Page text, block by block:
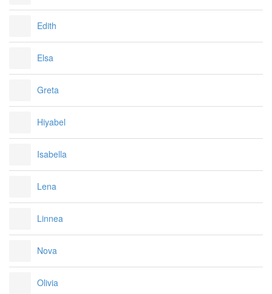
Edith
Elsa
Greta
Hiyabel
Isabella
Lena
Linnea
Nova
Olivia